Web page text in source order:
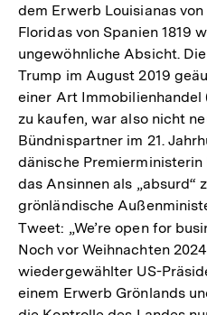
Fußnote
dem Erwerb Louisianas
Floridas von Spanien 1819
ungewöhnliche Absicht.
Trump im August 2019
einer Art Immobilienhandel
zu kaufen, war also nicht
Bündnispartner im 21.
dänische
das Ansinnen als „absurd“
grönländische
Tweet: „We’re open for
Noch vor Weihnachten
wiedergewählter US-
einem Erwerb Grönlands